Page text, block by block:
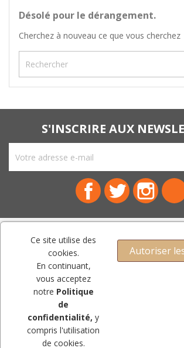
Désolé pour le dérangement.
Cherchez à nouveau ce que vous cherchez
S'INSCRIRE AUX
FacebookTwitter
NOTRE SOCIÉTÉ
PRODUITS
VOTRE COMPTE
CONTACT
© Copyright 2009-2023 - Mercerie
Ce site utilise des
cookies.
En continuant,
vous acceptez
notre Politique
de
confidentialité, y
compris l'utilisation
de cookies.
Autoriser